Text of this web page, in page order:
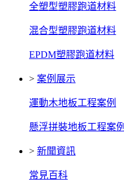
全塑型塑膠跑道材料
混合型塑膠跑道材料
EPDM塑膠跑道材料
> 案例展示
運動木地板工程案例
懸浮拼裝地板工程案例
> 新聞資訊
常見百科